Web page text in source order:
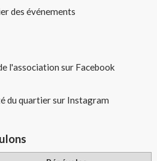
des événements
l'association sur Facebook
du quartier sur Instagram